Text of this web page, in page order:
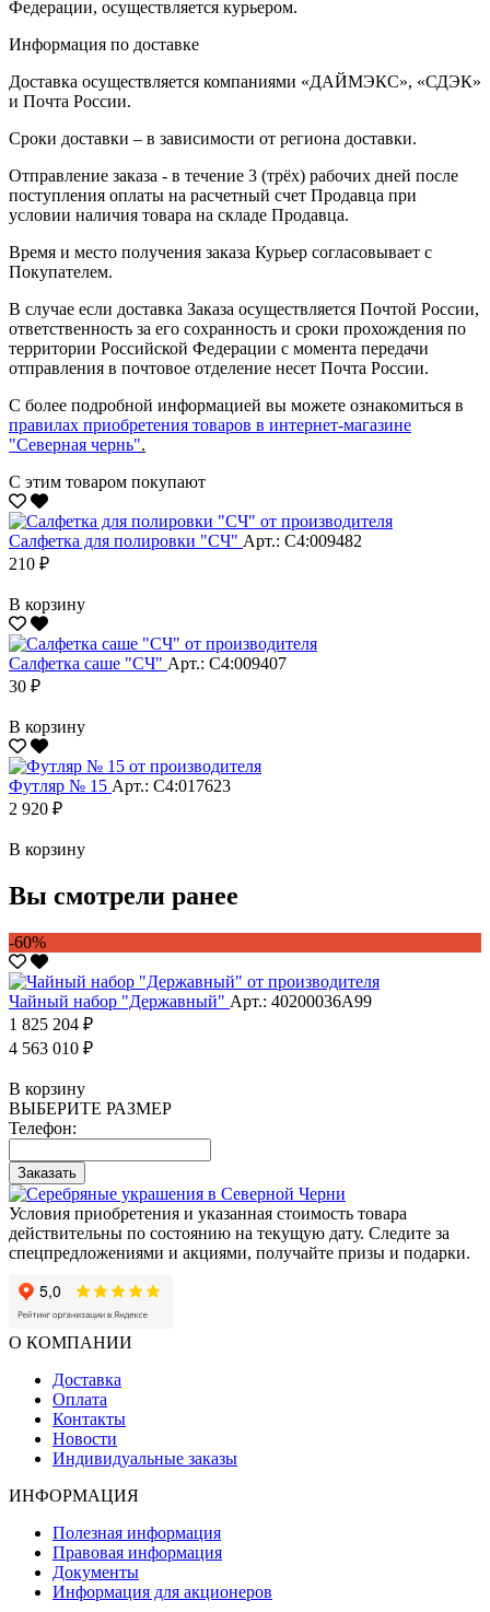
Федерации, осуществляется курьером.
Информация по доставке
Доставка осуществляется компаниями «ДАЙМЭКС», «СДЭК»
и Почта России.
Сроки доставки – в зависимости от региона доставки.
Отправление заказа - в течение 3 (трёх) рабочих дней после
поступления оплаты на расчетный счет Продавца при
условии наличия товара на складе Продавца.
Время и место получения заказа Курьер согласовывает с
Покупателем.
В случае если доставка Заказа осуществляется Почтой России,
ответственность за его сохранность и сроки прохождения по
территории Российской Федерации с момента передачи
отправления в почтовое отделение несет Почта России.
С более подробной информацией вы можете ознакомиться в
правилах приобретения товаров в интернет-магазине
"Северная чернь".
С этим товаром покупают
Салфетка для полировки "CЧ" Арт.: С4:009482
210 ₽
В корзину
Салфетка саше "CЧ" Арт.: С4:009407
30 ₽
В корзину
Футляр № 15 Арт.: С4:017623
2 920 ₽
В корзину
Вы смотрели ранее
-60%
Чайный набор "Державный" Арт.: 40200036А99
1 825 204 ₽
4 563 010 ₽
В корзину
ВЫБЕРИТЕ РАЗМЕР
Телефон:
Заказать
Условия приобретения и указанная стоимость товара
действительны по состоянию на текущую дату. Следите за
спецпредложениями и акциями, получайте призы и подарки.
О КОМПАНИИ
Доставка
Оплата
Контакты
Новости
Индивидуальные заказы
ИНФОРМАЦИЯ
Полезная информация
Правовая информация
Документы
Информация для акционеров